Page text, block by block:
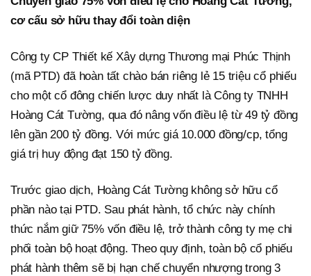
cơ cấu sở hữu thay đổi toàn diện
Công ty CP Thiết kế Xây dựng Thương mại Phúc Thịnh
(mã PTD) đã hoàn tất chào bán riêng lẻ 15 triệu cổ phiếu
cho một cổ đông chiến lược duy nhất là Công ty TNHH
Hoàng Cát Tường, qua đó nâng vốn điều lệ từ 49 tỷ đồng
lên gần 200 tỷ đồng. Với mức giá 10.000 đồng/cp, tổng
giá trị huy động đạt 150 tỷ đồng.
Trước giao dịch, Hoàng Cát Tường không sở hữu cổ
phần nào tại PTD. Sau phát hành, tổ chức này chính
thức nắm giữ 75% vốn điều lệ, trở thành công ty mẹ chi
phối toàn bộ hoạt động. Theo quy định, toàn bộ cổ phiếu
phát hành thêm sẽ bị hạn chế chuyển nhượng trong 3